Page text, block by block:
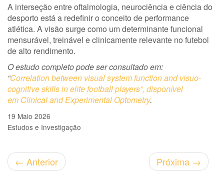
A interseção entre oftalmologia, neurociência e ciência do
desporto está a redefinir o conceito de performance
atlética. A visão surge como um determinante funcional
mensurável, treinável e clinicamente relevante no futebol
de alto rendimento.
O estudo completo pode ser consultado em:
“Correlation between visual system function and visuo-
cognitive skills in elite football players”, disponível
em Clinical and Experimental Optometry.
19 Maio 2026
Estudos e Investigação
← Anterior Próxima →